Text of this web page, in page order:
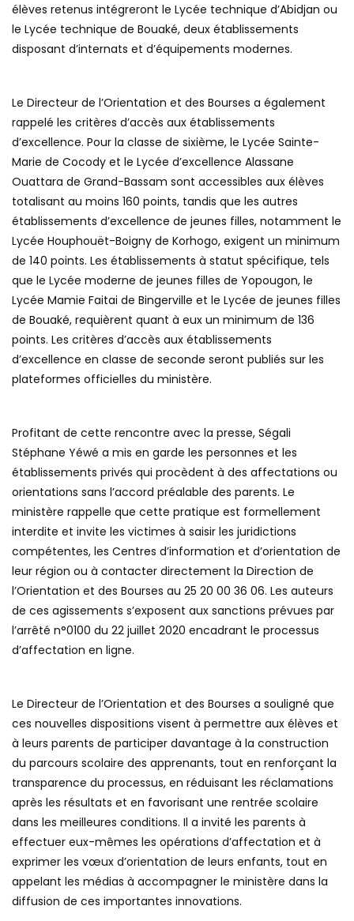
élèves retenus intégreront le Lycée technique d’Abidjan ou
le Lycée technique de Bouaké, deux établissements
disposant d’internats et d’équipements modernes.
Le Directeur de l’Orientation et des Bourses a également
rappelé les critères d’accès aux établissements
d’excellence. Pour la classe de sixième, le Lycée Sainte-
Marie de Cocody et le Lycée d’excellence Alassane
Ouattara de Grand-Bassam sont accessibles aux élèves
totalisant au moins 160 points, tandis que les autres
établissements d’excellence de jeunes filles, notamment le
Lycée Houphouët-Boigny de Korhogo, exigent un minimum
de 140 points. Les établissements à statut spécifique, tels
que le Lycée moderne de jeunes filles de Yopougon, le
Lycée Mamie Faitai de Bingerville et le Lycée de jeunes filles
de Bouaké, requièrent quant à eux un minimum de 136
points. Les critères d’accès aux établissements
d’excellence en classe de seconde seront publiés sur les
plateformes officielles du ministère.
Profitant de cette rencontre avec la presse, Ségali
Stéphane Yéwé a mis en garde les personnes et les
établissements privés qui procèdent à des affectations ou
orientations sans l’accord préalable des parents. Le
ministère rappelle que cette pratique est formellement
interdite et invite les victimes à saisir les juridictions
compétentes, les Centres d’information et d’orientation de
leur région ou à contacter directement la Direction de
l’Orientation et des Bourses au 25 20 00 36 06. Les auteurs
de ces agissements s’exposent aux sanctions prévues par
l’arrêté n°0100 du 22 juillet 2020 encadrant le processus
d’affectation en ligne.
Le Directeur de l’Orientation et des Bourses a souligné que
ces nouvelles dispositions visent à permettre aux élèves et
à leurs parents de participer davantage à la construction
du parcours scolaire des apprenants, tout en renforçant la
transparence du processus, en réduisant les réclamations
après les résultats et en favorisant une rentrée scolaire
dans les meilleures conditions. Il a invité les parents à
effectuer eux-mêmes les opérations d’affectation et à
exprimer les vœux d’orientation de leurs enfants, tout en
appelant les médias à accompagner le ministère dans la
diffusion de ces importantes innovations.